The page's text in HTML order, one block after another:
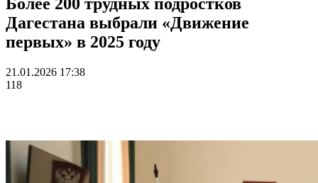
Дагестана выбрали «Движение
первых» в 2025 году
21.01.2026 17:38
118